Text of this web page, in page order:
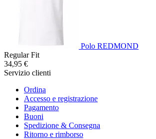
Polo REDMOND
Regular Fit
34,95 €
Servizio clienti
Ordina
Accesso e registrazione
Pagamento
Buoni
Spedizione & Consegna
Ritorno e rimborso